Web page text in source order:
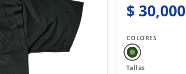
$ 30,000
COLORES
Tallas